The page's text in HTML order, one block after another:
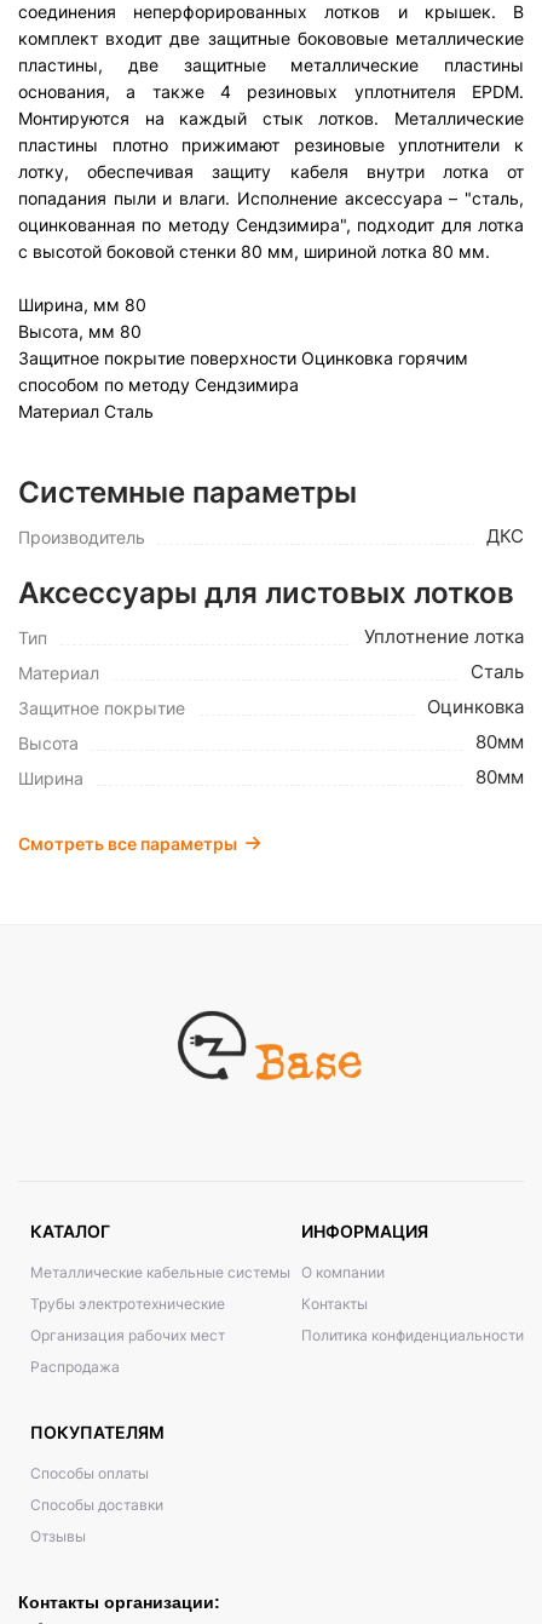
соединения неперфорированных лотков и крышек. В
комплект входит две защитные бокововые металлические
пластины, две защитные металлические пластины
основания, а также 4 резиновых уплотнителя EPDM.
Монтируются на каждый стык лотков. Металлические
пластины плотно прижимают резиновые уплотнители к
лотку, обеспечивая защиту кабеля внутри лотка от
попадания пыли и влаги. Исполнение аксессуара – "сталь,
оцинкованная по методу Сендзимира", подходит для лотка
с высотой боковой стенки 80 мм, шириной лотка 80 мм.
Ширина, мм 80
Высота, мм 80
Защитное покрытие поверхности Оцинковка горячим
способом по методу Сендзимира
Материал Сталь
Системные параметры
Производитель ДКС
Аксессуары для листовых лотков
Тип Уплотнение лотка
Материал Сталь
Защитное покрытие Оцинковка
Высота 80мм
Ширина 80мм
Смотреть все параметры
КАТАЛОГ
Металлические кабельные системы
Трубы электротехнические
Организация рабочих мест
Распродажа
ИНФОРМАЦИЯ
О компании
Контакты
Политика конфиденциальности
ПОКУПАТЕЛЯМ
Способы оплаты
Способы доставки
Отзывы
Контакты организации: